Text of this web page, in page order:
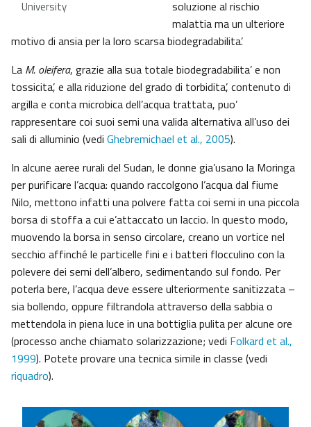
University
soluzione al rischio
malattia ma un ulteriore
motivo di ansia per la loro scarsa biodegradabilita’.
La M. oleifera, grazie alla sua totale biodegradabilita’ e non
tossicita’, e alla riduzione del grado di torbidita’, contenuto di
argilla e conta microbica dell’acqua trattata, puo’
rappresentare coi suoi semi una valida alternativa all’uso dei
sali di alluminio (vedi Ghebremichael et al., 2005).
In alcune aeree rurali del Sudan, le donne gia’usano la Moringa
per purificare l’acqua: quando raccolgono l’acqua dal fiume
Nilo, mettono infatti una polvere fatta coi semi in una piccola
borsa di stoffa a cui e’attaccato un laccio. In questo modo,
muovendo la borsa in senso circolare, creano un vortice nel
secchio affinché le particelle fini e i batteri flocculino con la
polevere dei semi dell’albero, sedimentando sul fondo. Per
poterla bere, l’acqua deve essere ulteriormente sanitizzata –
sia bollendo, oppure filtrandola attraverso della sabbia o
mettendola in piena luce in una bottiglia pulita per alcune ore
(processo anche chiamato solarizzazione; vedi Folkard et al.,
1999). Potete provare una tecnica simile in classe (vedi
riquadro).